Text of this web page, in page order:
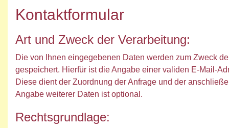
Kontaktformular
Art und Zweck der Verarbeitung:
Die von Ihnen eingegebenen Daten werden zum Zweck
gespeichert. Hierfür ist die Angabe einer validen E-Mail-
Diese dient der Zuordnung der Anfrage und der
Angabe weiterer Daten ist optional.
Rechtsgrundlage: